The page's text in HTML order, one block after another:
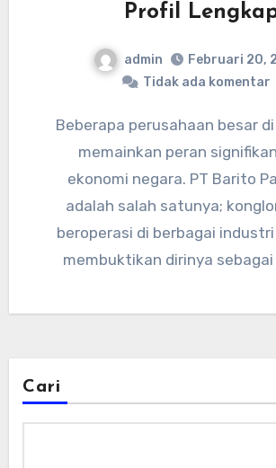
Profil
admin
Februari 20,
Tidak ada komentar
Beberapa perusahaan besar di Indonesia
memainkan peran
ekonomi negara. PT Barito
adalah salah satunya;
beroperasi di berbagai
membuktikan dirinya
Cari